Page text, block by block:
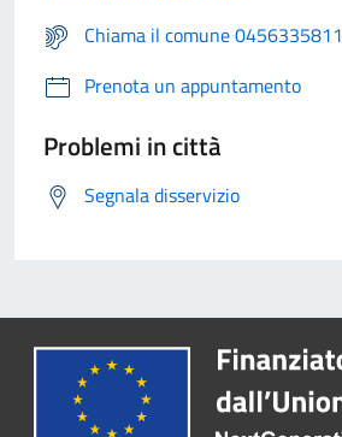
Chiama il comune 0456335811
Prenota un appuntamento
Problemi in città
Segnala disservizio